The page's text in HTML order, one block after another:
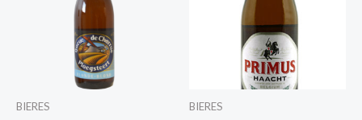
BIERES BIERES